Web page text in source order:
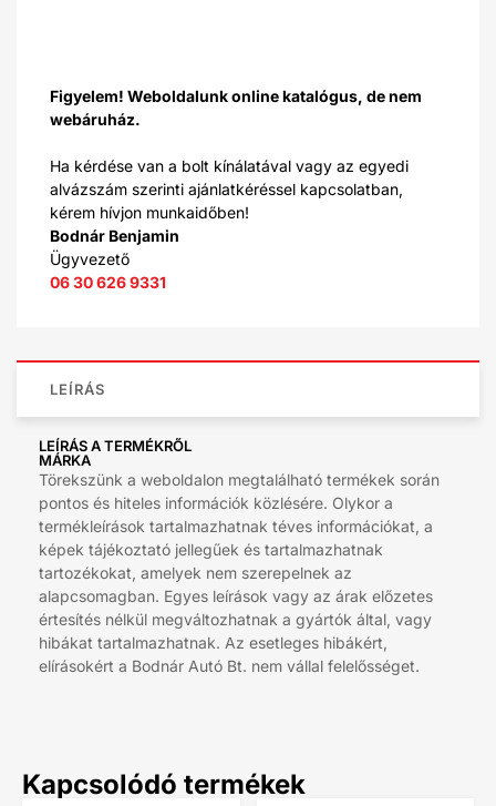
Figyelem! Weboldalunk online katalógus, de nem
webáruház.
Ha kérdése van a bolt kínálatával vagy az egyedi
alvázszám szerinti ajánlatkéréssel kapcsolatban,
kérem hívjon munkaidőben!
Bodnár Benjamin
Ügyvezető
06 30 626 9331
LEÍRÁS
LEÍRÁS A TERMÉKRŐL
MÁRKA
Törekszünk a weboldalon megtalálható termékek során
pontos és hiteles információk közlésére. Olykor a
termékleírások tartalmazhatnak téves információkat, a
képek tájékoztató jellegűek és tartalmazhatnak
tartozékokat, amelyek nem szerepelnek az
alapcsomagban. Egyes leírások vagy az árak előzetes
értesítés nélkül megváltozhatnak a gyártók által, vagy
hibákat tartalmazhatnak. Az esetleges hibákért,
elírásokért a Bodnár Autó Bt. nem vállal felelősséget.
Kapcsolódó termékek